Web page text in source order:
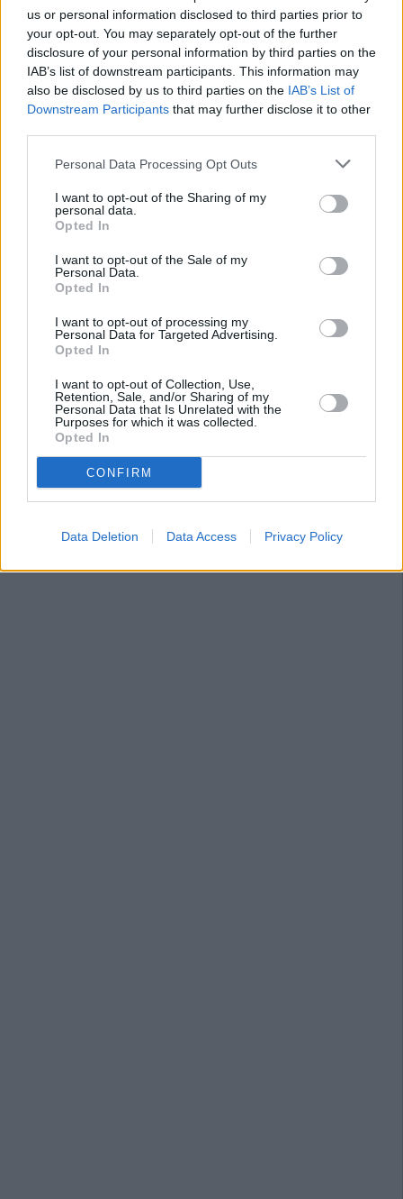
us or personal information disclosed to third parties prior to
your opt-out. You may separately opt-out of the further
disclosure of your personal information by third parties on the
IAB’s list of downstream participants. This information may
also be disclosed by us to third parties on the IAB’s List of
Downstream Participants that may further disclose it to other
Personal Data Processing Opt Outs
I want to opt-out of the Sharing of my
personal data.
Opted In
I want to opt-out of the Sale of my
Personal Data.
Opted In
I want to opt-out of processing my
Personal Data for Targeted Advertising.
Opted In
I want to opt-out of Collection, Use,
Retention, Sale, and/or Sharing of my
Personal Data that Is Unrelated with the
Purposes for which it was collected.
Opted In
CONFIRM
Data Deletion Data Access Privacy Policy
seríamos felices si nos fuera posible mantener el trabajo
en el estudio con total libertad a cambio de unas
condiciones de vida razonables. La situación, ahora, es tan
mala que algo así me parece un horizonte ideal.
—Ha expuesto en países de todo Europa y América. ¿En
qué proyecto trabaja ahora?
Aural de Alicante. Llevaré una muestra de estos retratos.